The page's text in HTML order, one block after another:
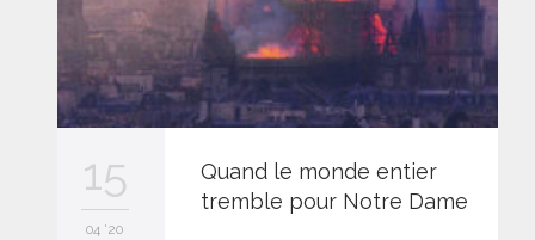
15
Quand le monde entier
tremble pour Notre Dame